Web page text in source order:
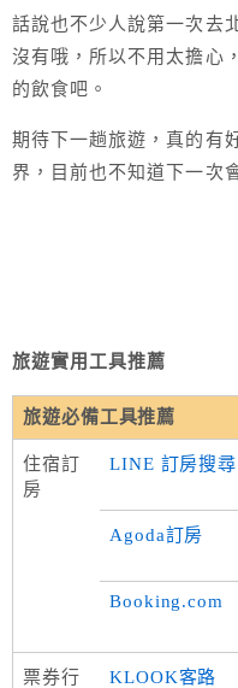
話說也不少人說第一次去
沒有哦，所以不用太擔心，
的飲食吧。
期待下一趟旅遊，真的有
界，目前也不知道下一次
旅遊實用工具推薦
旅遊必備工具推薦
住宿訂
房
LINE 訂房搜尋
Agoda訂房
Booking.com
票券行
KLOOK客路